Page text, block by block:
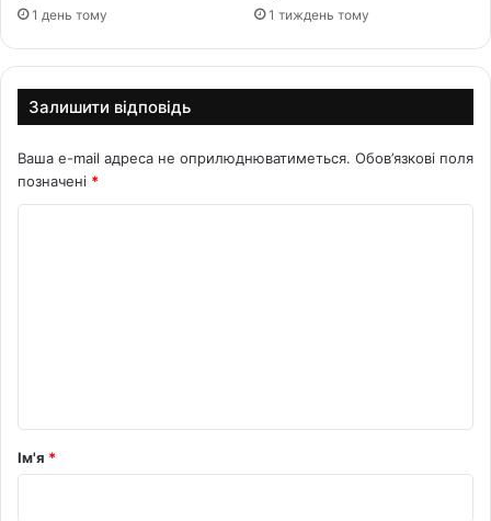
1 день тому 1 тиждень тому
Залишити відповідь
Ваша e-mail адреса не оприлюднюватиметься. Обов’язкові поля
позначені *
р
Ім'я *